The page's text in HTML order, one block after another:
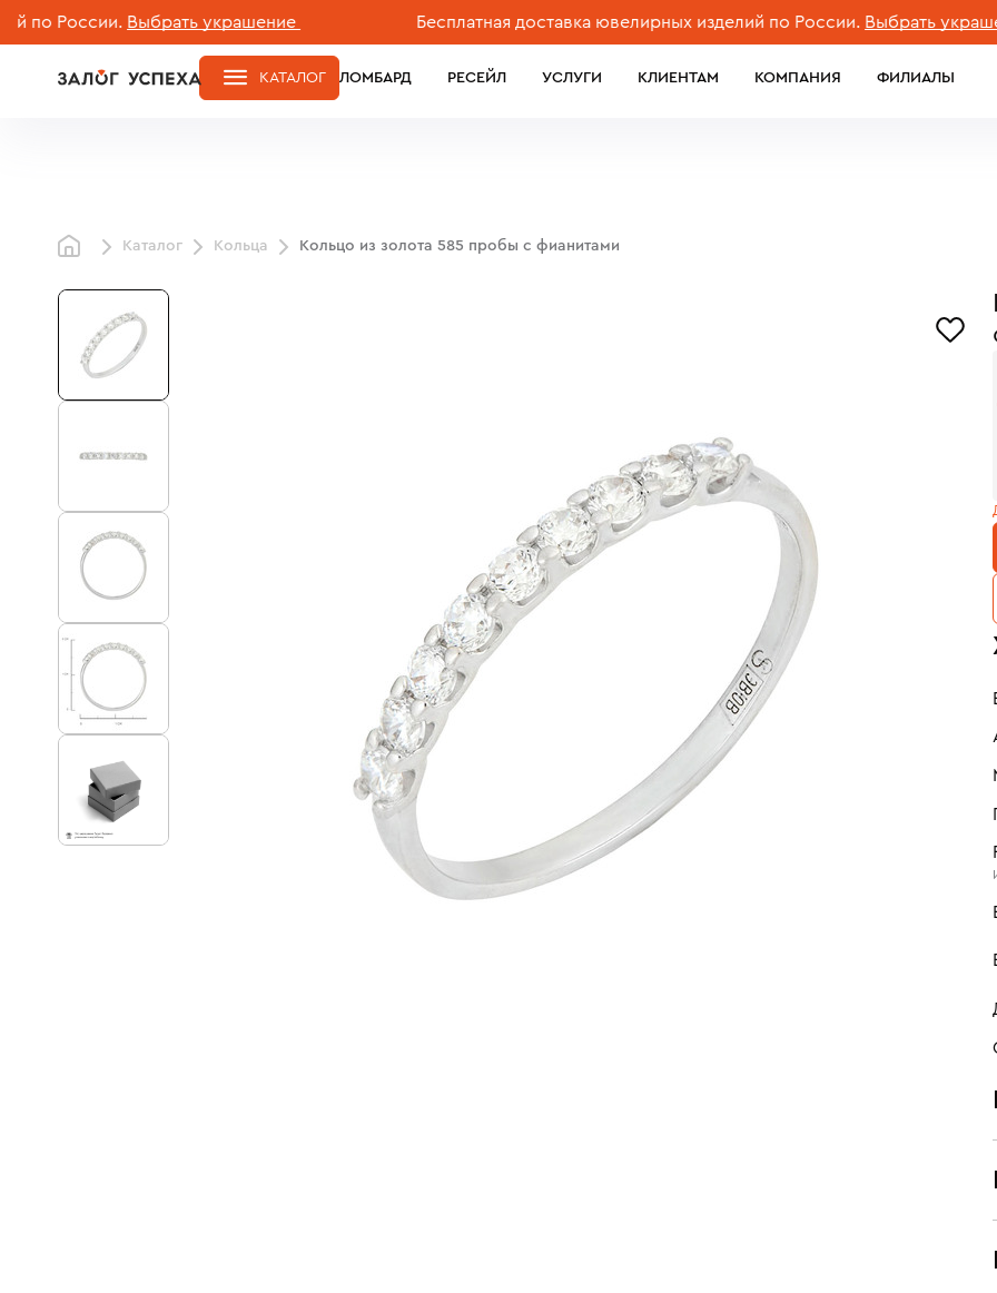
России. Выбрать украшение Бесплатная доставка ювелирных изделий по России. Выбрать украшение
ЛОМБАРД РЕСЕЙЛ УСЛУГИ КЛИЕНТАМ КОМПАНИЯ ФИЛИАЛЫ
КАТАЛОГ
Каталог Кольца Кольцо из золота 585 пробы с фианитами